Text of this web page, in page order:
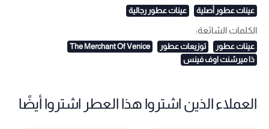
عينات عطور أصلية عينات عطور رجالية
الكلمات الشائعة:
عينات عطور توزيعات عطور
The Merchant Of Venice
ذا ميرشنت اوف فينس
العملاء الذين اشتروا هذا العطر اشتروا أيضًا